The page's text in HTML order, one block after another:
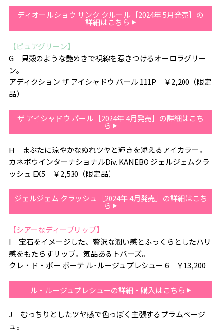
ディオールショウ サンク クルール［2024年 5月発売］の
詳細はこちら
【ピュアグリーン】
G 貝殻のような艶めきで視線を惹きつけるオーロラグリー
ン。
アディクション ザ アイシャドウ パール 111P ￥2,200（限定
品）
ザ アイシャドウ パール［2024年 4月発売］の詳細はこち
ら
H まぶたに涼やかなぬれツヤと輝きを添えるアイカラー。
カネボウインターナショナルDiv. KANEBO ジェルジェムクラ
ッシュ EX5 ￥2,530（限定品）
ジェルジェム クラッシュ［2024年 4月発売］の詳細はこち
ら
【シアーなディープリップ】
I 宝石をイメージした、贅沢な潤い感とふっくらとしたハリ
感をもたらすリップ。気品あるトパーズ。
クレ・ド・ポー ボーテ ル･ルージュプレシュー 6 ￥13,200
ル・ルージュプレシューの詳細・購入はこちら
J むっちりとしたツヤ感で色っぽく主張するプラムベージ
ュ。